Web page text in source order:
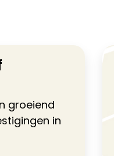
groeiend
in